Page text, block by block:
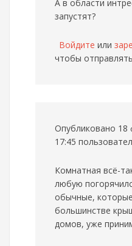
А в области
запустят?
Войдите или
чтобы
Опубликовано 18
17:45
Комнатная всё-
любую
обычные,
большинстве
домов, уже